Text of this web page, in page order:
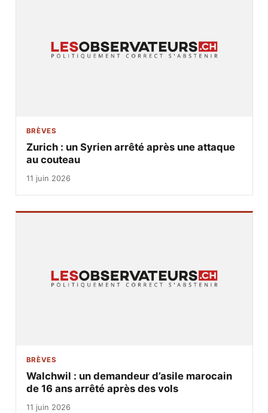
BRÈVES
Zurich : un Syrien arrêté après une attaque
au couteau
11 juin 2026
BRÈVES
Walchwil : un demandeur d’asile marocain
de 16 ans arrêté après des vols
11 juin 2026